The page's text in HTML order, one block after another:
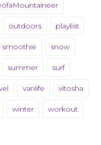
outdoors playlist
smoothie snow
summer surf
vanlife vitosha
winter workout